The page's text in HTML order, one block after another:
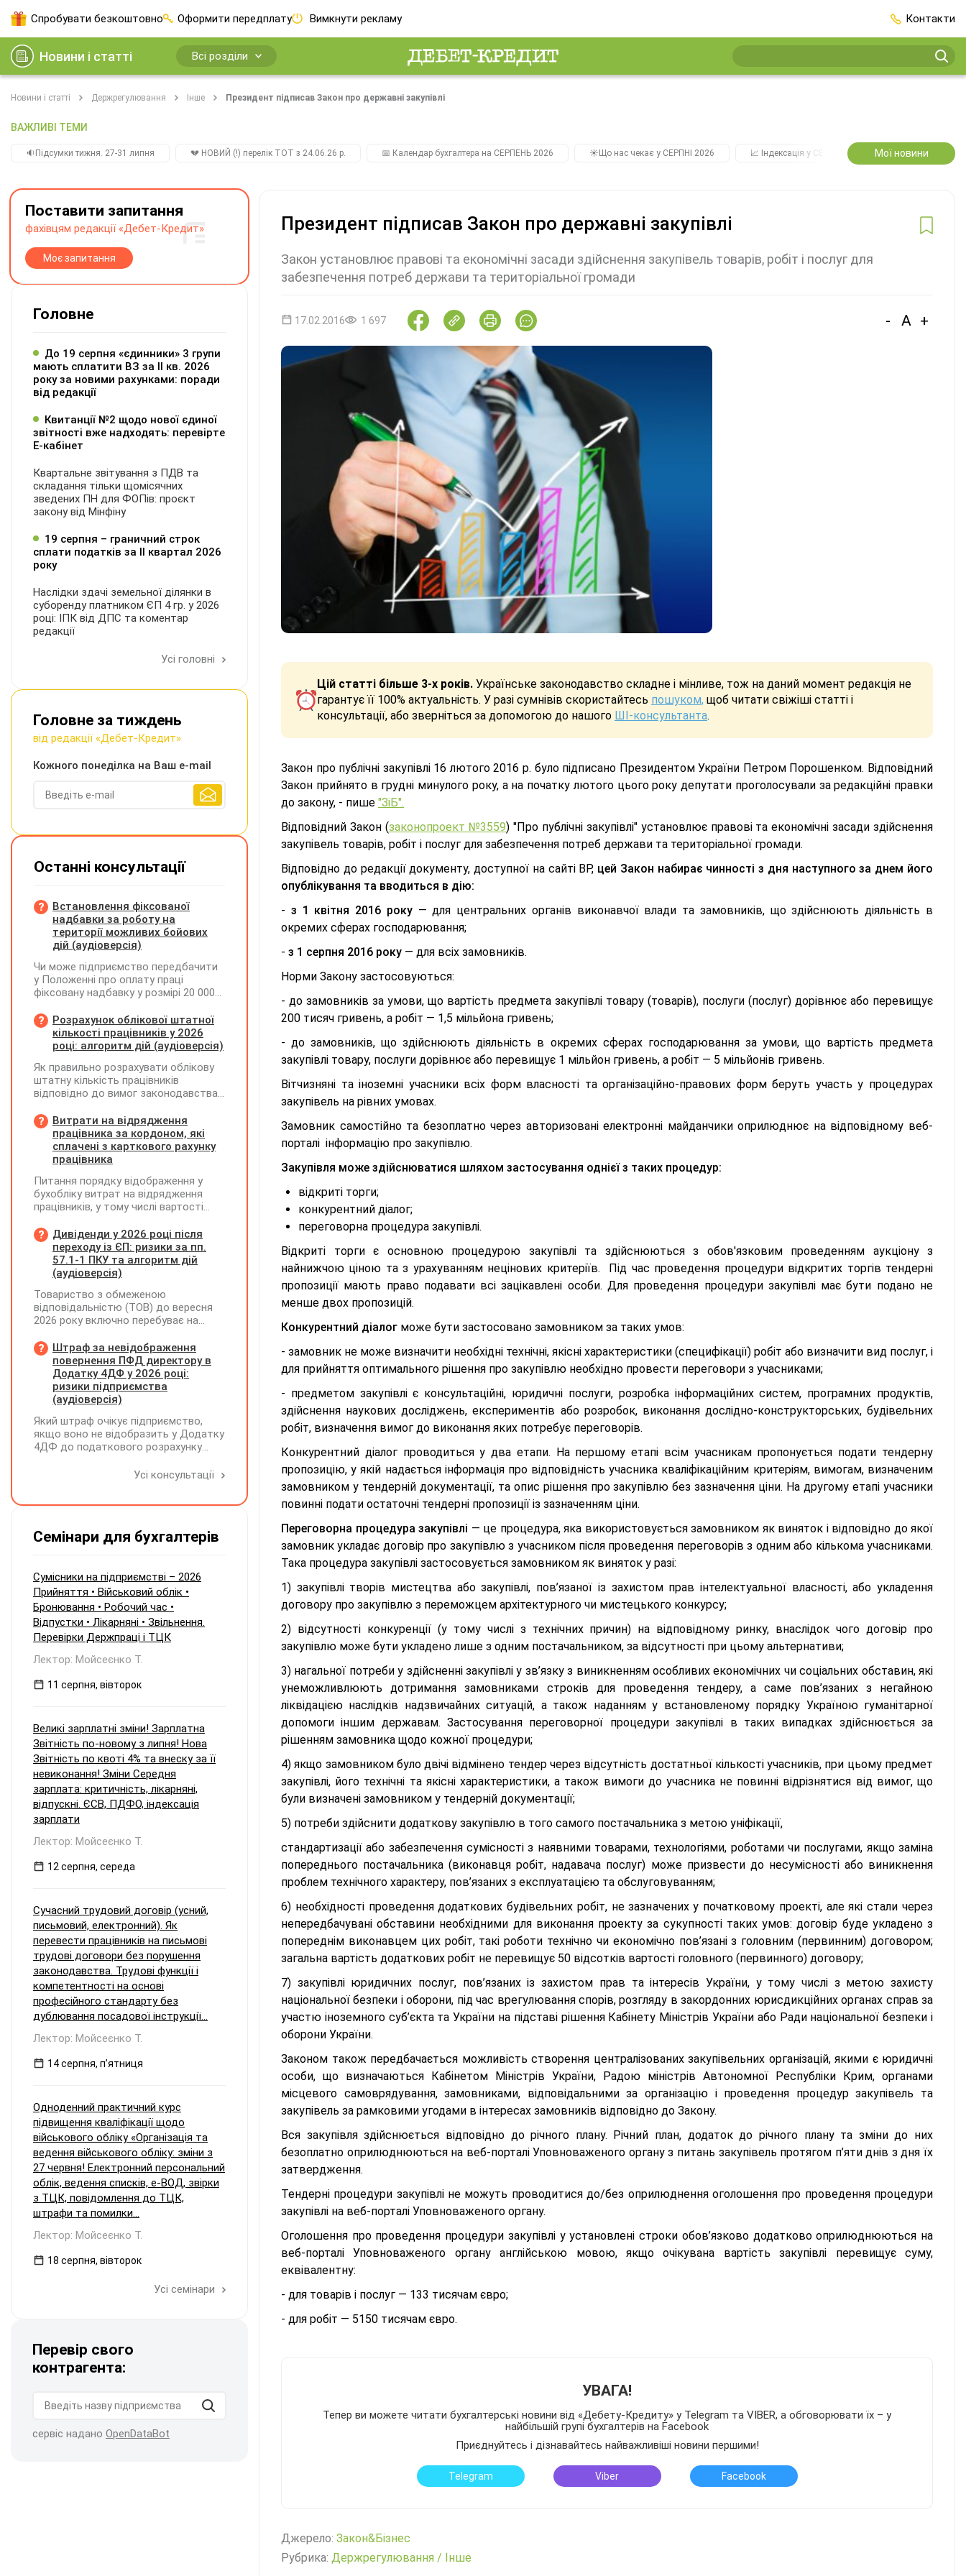
Спробувати безкоштовно Оформити передплату Вимкнути рекламу Контакти
Новини і статті Всі розділи
Новини і статті Держрегулювання Інше Президент підписав Закон про державні закупівлі
ВАЖЛИВІ ТЕМИ
🔉Підсумки тижня. 27-31 липня 💔 НОВИЙ (!) перелік ТОТ з 24.06.26 р. 📅 Календар бухгалтера на СЕРПЕНЬ 2026 ☀️Що нас чекає у СЕРПНІ 2026 📈 Індексація у СЕРПНІ 2️⃣0️⃣2️⃣7️⃣ Усі
Мої новини
Президент підписав Закон про державні закупівлі
Закон установлює правові та економічні засади здійснення закупівель товарів, робіт і послуг для
забезпечення потреб держави та територіальної громади
17.02.2016 1 697 - A +
Цій статті більше 3-х років. Українське законодавство складне і мінливе, тож на даний момент редакція не
гарантує її 100% актуальність. У разі сумнівів скористайтесь пошуком, щоб читати свіжіші статті і
консультації, або зверніться за допомогою до нашого ШІ-консультанта.
Закон про публічні закупівлі 16 лютого 2016 р. було підписано Президентом України Петром Порошенком. Відповідний
Закон прийнято в грудні минулого року, а на початку лютого цього року депутати проголосували за редакційні правки
до закону, - пише "ЗіБ".
Відповідний Закон (законопроект №3559) "Про публічні закупівлі" установлює правові та економічні засади здійснення
закупівель товарів, робіт і послуг для забезпечення потреб держави та територіальної громади.
Відповідно до редакції документу, доступної на сайті ВР, цей Закон набирає чинності з дня наступного за днем його
опублікування та вводиться в дію:
- з 1 квітня 2016 року— для центральних органів виконавчої влади та замовників, що здійснюють діяльність в
окремих сферах господарювання;
- з 1 серпня 2016 року — для всіх замовників.
Норми Закону застосовуються:
- до замовників за умови, що вартість предмета закупівлі товару (товарів), послуги (послуг) дорівнює або перевищує
200 тисяч гривень, а робіт — 1,5 мільйона гривень;
- до замовників, що здійснюють діяльність в окремих сферах господарювання за умови, що вартість предмета
закупівлі товару, послуги дорівнює або перевищує 1 мільйон гривень, а робіт — 5 мільйонів гривень.
Вітчизняні та іноземні учасники всіх форм власності та організаційно-правових форм беруть участь у процедурах
закупівель на рівних умовах.
Замовник самостійно та безоплатно через авторизовані електронні майданчики оприлюднює на відповідному веб-
порталі інформацію про закупівлю.
Закупівля може здійснюватися шляхом застосування однієї з таких процедур:
відкриті торги;
конкурентний діалог;
переговорна процедура закупівлі.
Відкриті торги є основною процедурою закупівлі та здійснюються з обов'язковим проведенням аукціону з
найнижчою ціною та з урахуванням нецінових критеріїв. Під час проведення процедури відкритих торгів тендерні
пропозиції мають право подавати всі зацікавлені особи. Для проведення процедури закупівлі має бути подано не
менше двох пропозицій.
Конкурентний діалог може бути застосовано замовником за таких умов:
- замовник не може визначити необхідні технічні, якісні характеристики (специфікації) робіт або визначити вид послуг, і
для прийняття оптимального рішення про закупівлю необхідно провести переговори з учасниками;
- предметом закупівлі є консультаційні, юридичні послуги, розробка інформаційних систем, програмних продуктів,
здійснення наукових досліджень, експериментів або розробок, виконання дослідно-конструкторських, будівельних
робіт, визначення вимог до виконання яких потребує переговорів.
Конкурентний діалог проводиться у два етапи. На першому етапі всім учасникам пропонується подати тендерну
пропозицію, у якій надається інформація про відповідність учасника кваліфікаційним критеріям, вимогам, визначеним
замовником у тендерній документації, та опис рішення про закупівлю без зазначення ціни. На другому етапі учасники
повинні подати остаточні тендерні пропозиції із зазначенням ціни.
Переговорна процедура закупівлі — це процедура, яка використовується замовником як виняток і відповідно до якої
замовник укладає договір про закупівлю з учасником після проведення переговорів з одним або кількома учасниками.
Така процедура закупівлі застосовується замовником як виняток у разі:
1) закупівлі творів мистецтва або закупівлі, пов’язаної із захистом прав інтелектуальної власності, або укладення
договору про закупівлю з переможцем архітектурного чи мистецького конкурсу;
2) відсутності конкуренції (у тому числі з технічних причин) на відповідному ринку, внаслідок чого договір про
закупівлю може бути укладено лише з одним постачальником, за відсутності при цьому альтернативи;
3) нагальної потреби у здійсненні закупівлі у зв’язку з виникненням особливих економічних чи соціальних обставин, які
унеможливлюють дотримання замовниками строків для проведення тендеру, а саме пов’язаних з негайною
ліквідацією наслідків надзвичайних ситуацій, а також наданням у встановленому порядку Україною гуманітарної
допомоги іншим державам. Застосування переговорної процедури закупівлі в таких випадках здійснюється за
рішенням замовника щодо кожної процедури;
4) якщо замовником було двічі відмінено тендер через відсутність достатньої кількості учасників, при цьому предмет
закупівлі, його технічні та якісні характеристики, а також вимоги до учасника не повинні відрізнятися від вимог, що
були визначені замовником у тендерній документації;
5) потреби здійснити додаткову закупівлю в того самого постачальника з метою уніфікації,
стандартизації або забезпечення сумісності з наявними товарами, технологіями, роботами чи послугами, якщо заміна
попереднього постачальника (виконавця робіт, надавача послуг) може призвести до несумісності або виникнення
проблем технічного характеру, пов’язаних з експлуатацією та обслуговуванням;
6) необхідності проведення додаткових будівельних робіт, не зазначених у початковому проекті, але які стали через
непередбачувані обставини необхідними для виконання проекту за сукупності таких умов: договір буде укладено з
попереднім виконавцем цих робіт, такі роботи технічно чи економічно пов’язані з головним (первинним) договором;
загальна вартість додаткових робіт не перевищує 50 відсотків вартості головного (первинного) договору;
7) закупівлі юридичних послуг, пов’язаних із захистом прав та інтересів України, у тому числі з метою захисту
національної безпеки і оборони, під час врегулювання спорів, розгляду в закордонних юрисдикційних органах справ за
участю іноземного суб’єкта та України на підставі рішення Кабінету Міністрів України або Ради національної безпеки і
оборони України.
Законом також передбачається можливість створення централізованих закупівельних організацій, якими є юридичні
особи, що визначаються Кабінетом Міністрів України, Радою міністрів Автономної Республіки Крим, органами
місцевого самоврядування, замовниками, відповідальними за організацію і проведення процедур закупівель та
закупівель за рамковими угодами в інтересах замовників відповідно до Закону.
Вся закупівля здійснюється відповідно до річного плану. Річний план, додаток до річного плану та зміни до них
безоплатно оприлюднюються на веб-порталі Уповноваженого органу з питань закупівель протягом п’яти днів з дня їх
затвердження.
Тендерні процедури закупівлі не можуть проводитися до/без оприлюднення оголошення про проведення процедури
закупівлі на веб-порталі Уповноваженого органу.
Оголошення про проведення процедури закупівлі у установлені строки обов’язково додатково оприлюднюються на
веб-порталі Уповноваженого органу англійською мовою, якщо очікувана вартість закупівлі перевищує суму,
еквівалентну:
- для товарів і послуг — 133 тисячам євро;
- для робіт — 5150 тисячам євро.
УВАГА!
Тепер ви можете читати бухгалтерські новини від «Дебету-Кредиту» у Telegram та VIBER, а обговорювати їх – у
найбільшій групі бухгалтерів на Facebook
Приєднуйтесь і дізнавайтесь найважливіші новини першими!
Telegram Viber Facebook
Джерело: Закон&Бізнес
Рубрика: Держрегулювання / Інше
Поставити запитання
фахівцям редакції «Дебет-Кредит»
Моє запитання
Головне
До 19 серпня «єдинники» 3 групи
мають сплатити ВЗ за ІІ кв. 2026
року за новими рахунками: поради
від редакції
Квитанції №2 щодо нової єдиної
звітності вже надходять: перевірте
Е-кабінет
Квартальне звітування з ПДВ та
складання тільки щомісячних
зведених ПН для ФОПів: проєкт
закону від Мінфіну
19 серпня – граничний строк
сплати податків за ІI квартал 2026
року
Наслідки здачі земельної ділянки в
суборенду платником ЄП 4 гр. у 2026
році: ІПК від ДПС та коментар
редакції
Усі головні
Головне за тиждень
від редакції «Дебет-Кредит»
Кожного понеділка на Ваш e-mail
Останні консультації
Встановлення фіксованої
надбавки за роботу на
території можливих бойових
дій (аудіоверсія)
Чи може підприємство передбачити
у Положенні про оплату праці
фіксовану надбавку у розмірі 20 000
бойових дій, якщо для окремих
посад вона перевищуватиме 50%
посадового окладу?
Розрахунок облікової штатної
кількості працівників у 2026
році: алгоритм дій (аудіоверсія)
Як правильно розрахувати облікову
штатну кількість працівників
відповідно до вимог законодавства
Витрати на відрядження
працівника за кордоном, які
сплачені з карткового рахунку
працівника
Питання порядку відображення у
бухобліку витрат на відрядження
працівників, у тому числі вартості
карткового рахунку працівника та
підтвердження таких операцій
первинними документами, належать
до компетенції Мінфіну
Дивіденди у 2026 році після
переходу із ЄП: ризики за пп.
57.1-1 ПКУ та алгоритм дій
(аудіоверсія)
Товариство з обмеженою
відповідальністю (ТОВ) до вересня
2026 року включно перебуває на
(єдиний податок, 3 група, ставка 5%,
неплатник ПДВ). З 1 жовтня 2026
року підприємство переходить на
загальну систему оподаткування
(стає платником податку на
діяльності у періоді 2024–2025 років
(під час перебування на спрощеній
системі) підприємство отримало
нерозподіленого прибутку в балансі
2026 року (вже після переходу на
прийняття рішення про розподіл
цього прибутку та виплату
особі. Які податкові зобов'язання
виникають у ТОВ (як емітента
корпоративних прав) при нарахуванні
та виплаті таких дивідендів
материнській компанії наприкінці 2026
року? Зокрема: Чи зобов'язане ТОВ
сплачувати авансовий внесок з
податку на прибуток відповідно до п.
57.1-1 ПКУ, враховуючи, що прибуток
виплачується вже на загальній
системі? Які особливості
оподаткування та утримання
податку у джерела виплати
виникають, якщо материнська
компанія є: а) резидентом України; б)
нерезидентом?
Штраф за невідображення
повернення ПФД директору в
Додатку 4ДФ у 2026 році:
ризики підприємства
(аудіоверсія)
Який штраф очікує підприємство,
якщо воно не відобразить у Додатку
4ДФ до податкового розрахунку
допомоги (ПФД) директору?
Усі консультації
Семінари для бухгалтерів
Сумісники на підприємстві – 2026
Прийняття • Військовий облік •
Бронювання • Робочий час •
Відпустки • Лікарняні • Звільнення.
Перевірки Держпраці і ТЦК
Лектор: Мойсеєнко Т.
11 серпня, вівторок
Великі зарплатні зміни! Зарплатна
Звітність по-новому з липня! Нова
Звітність по квоті 4% та внеску за її
невиконання! Зміни Середня
зарплата: критичність, лікарняні,
відпускні. ЄСВ, ПДФО, індексація
зарплати
Лектор: Мойсеєнко Т.
12 серпня, середа
Сучасний трудовий договір (усний,
письмовий, електронний). Як
перевести працівників на письмові
трудові договори без порушення
законодавства. Трудові функції і
компетентності на основі
професійного стандарту без
дублювання посадової інструкції...
Лектор: Мойсеєнко Т.
14 серпня, пʼятниця
Одноденний практичний курс
підвищення кваліфікації щодо
військового обліку «Організація та
ведення військового обліку: зміни з
27 червня! Електронний персональний
облік, ведення списків, е-ВОД, звірки
з ТЦК, повідомлення до ТЦК,
штрафи та помилки...
Лектор: Мойсеєнко Т.
18 серпня, вівторок
Усі семінари
Перевір свого
контрагента:
сервіс надано OpenDataBot